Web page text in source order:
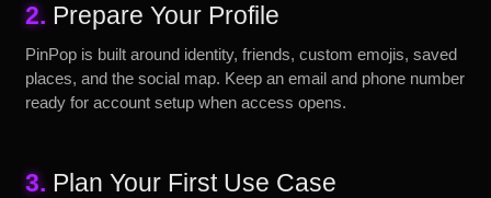
2. Prepare Your Profile
PinPop is built around identity, friends, custom emojis, saved
places, and the social map. Keep an email and phone number
ready for account setup when access opens.
3. Plan Your First Use Case